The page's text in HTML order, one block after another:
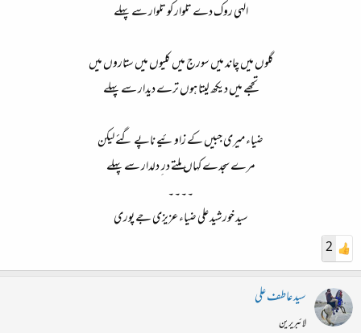
الہی روک دے تلوار کو تلوار سے پہلے
گلوں میں چاند میں سورج میں کلیوں میں ستاروں میں
تجھے میں دیکھ لیتا ہوں ترے دیدار سے پہلے
ضیاء میری جبیں کے زاوئیے ناپے گئے لیکن
مرے سجدے کہاں ملتے در ِ دلدار سے پہلے
۔۔۔۔
سید خورشید علی ضیاء عزیزی جے پوری​
2
سید عاطف علی
لائبریرین